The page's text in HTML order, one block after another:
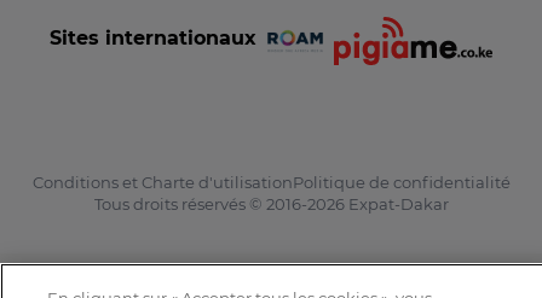
Sites internationaux
Conditions et Charte d'utilisationPolitique de confidentialité
Tous droits réservés © 2016-2026 Expat-Dakar